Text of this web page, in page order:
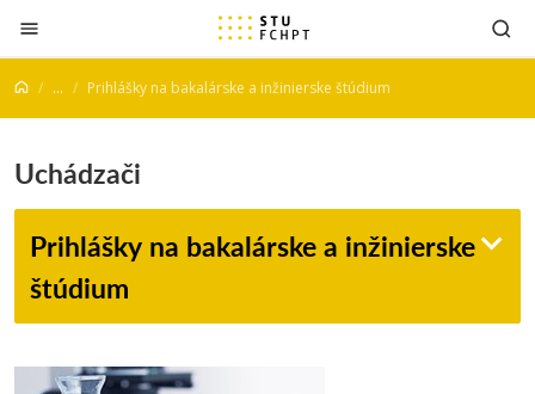
Prejsť na obsah
... Prihlášky na bakalárske a inžinierske štúdium
Uchádzači
Prihlášky na bakalárske a inžinierske
štúdium